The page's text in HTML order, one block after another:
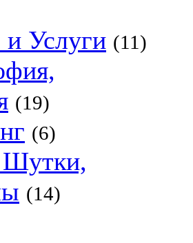
Услуги (11)
(19)
(6)
(14)